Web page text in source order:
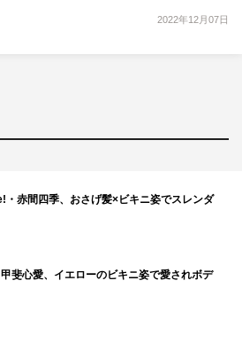
2022年12月07日
・赤間四季、おさげ髪×ビキニ姿でスレンダ
斐心愛、イエローのビキニ姿で愛されボデ